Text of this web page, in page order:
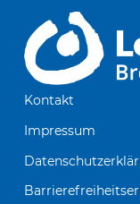
Kontakt
Impressum